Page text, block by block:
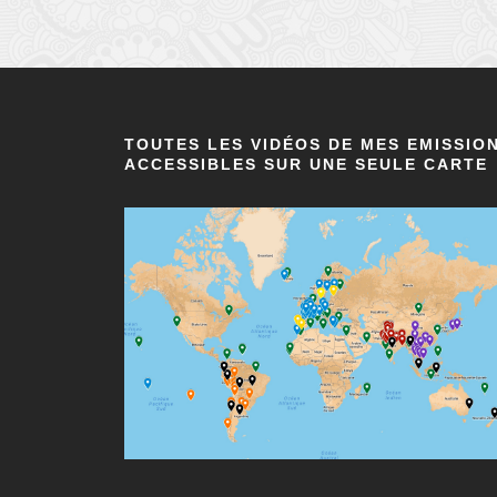
TOUTES LES VIDÉOS DE MES
ACCESSIBLES SUR UNE SEULE CARTE